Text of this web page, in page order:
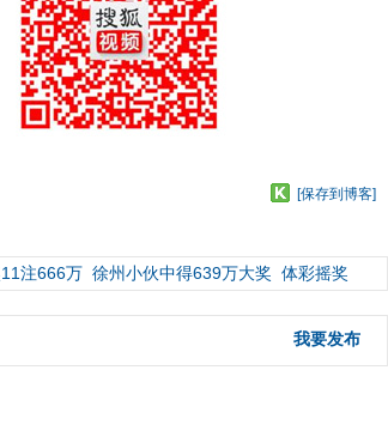
[保存到博客]
注666万 徐州小伙中得639万大奖 体彩摇奖
我要发布